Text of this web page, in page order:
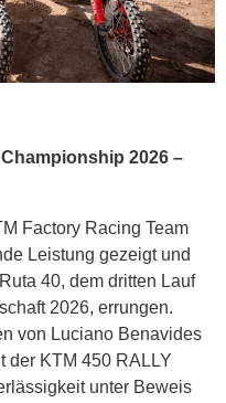
2026 –
Factory Racing Team
Leistung gezeigt und
40, dem dritten Lauf
2026, errungen.
von Luciano Benavides
der KTM 450 RALLY
unter Beweis